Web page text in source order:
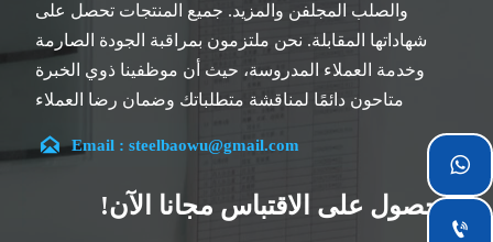
والصلب المجلفن والمزيد. جميع المنتجات تحصل على
شهاداتها المقابلة. نحن ملتزمون بمراقبة الجودة الصارمة
وخدمة العملاء المدروسة، حيث أن موظفينا ذوي الخبرة
متاحون دائمًا لمناقشة متطلباتك وضمان رضا العملاء
تقع شركتنا في مدينة ووشي، بمقاطعة جيانغسو، والتي تعد
أكبر مركز لمعالجة الصلب في الصين. يتمتع فريقنا بتخصص
في الصناعة لأكثر من 14 عامًا مع خبرة غنية في مختلف
 Email : steelbaowu@gmail.com
الحصول على الاقتباس مجانا الآن!

